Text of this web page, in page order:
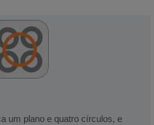
um plano e quatro círculos, e